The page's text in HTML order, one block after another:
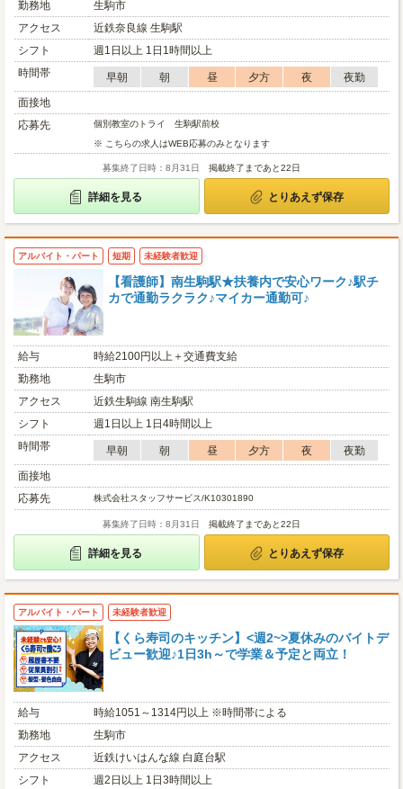
勤務地
生駒市
アクセス
近鉄奈良線 生駒駅
シフト
週1日以上 1日1時間以上
時間帯
早朝 朝 昼 夕方 夜
夜勤
面接地
応募先
個別教室のトライ 生駒駅前校
※ こちらの求人はWEB応募のみとなります
募集終了日時：8月31日 掲載終了まであと22日
詳細を見る とりあえず保存
アルバイト・パート 短期 未経験者歓迎
【看護師】南生駒駅★扶養内で安心ワーク♪駅チ
カで通勤ラクラク♪マイカー通勤可♪
給与
時給2100円以上＋交通費支給
勤務地
生駒市
アクセス
近鉄生駒線 南生駒駅
シフト
週1日以上 1日4時間以上
時間帯
早朝 朝 昼 夕方 夜
夜勤
面接地
応募先
株式会社スタッフサービス/K10301890
募集終了日時：8月31日 掲載終了まであと22日
詳細を見る とりあえず保存
アルバイト・パート 未経験者歓迎
【くら寿司のキッチン】<週2~>夏休みのバイトデ
ビュー歓迎♪1日3h～で学業＆予定と両立！
給与
時給1051～1314円以上 ※時間帯による
勤務地
生駒市
アクセス
近鉄けいはんな線 白庭台駅
シフト
週2日以上 1日3時間以上